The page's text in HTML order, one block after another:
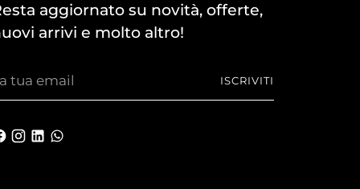
aggiornato su novità, offerte,
arrivi e molto altro!
ISCRIVITI